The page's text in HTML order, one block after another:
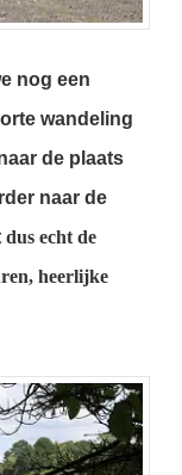
nog een
wandeling
de plaats
naar de
dus echt de
heerlijke